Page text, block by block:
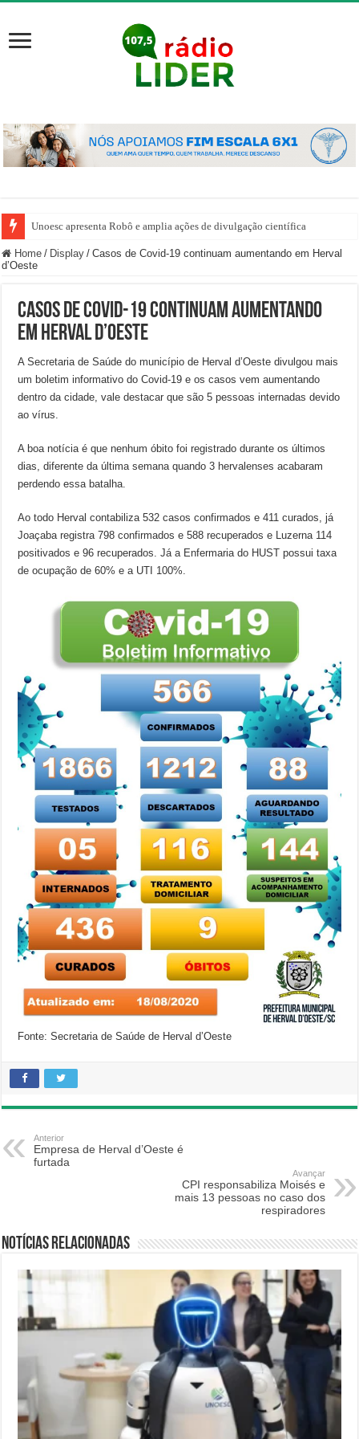
Unoesc apresenta Robô e amplia ações de divulgação científica
Home / Display / Casos de Covid-19 continuam aumentando em Herval
d’Oeste
Casos de Covid-19 continuam aumentando
em Herval d’Oeste
A Secretaria de Saúde do município de Herval d’Oeste divulgou mais
um boletim informativo do Covid-19 e os casos vem aumentando
dentro da cidade, vale destacar que são 5 pessoas internadas devido
ao vírus.
A boa notícia é que nenhum óbito foi registrado durante os últimos
dias, diferente da última semana quando 3 hervalenses acabaram
perdendo essa batalha.
Ao todo Herval contabiliza 532 casos confirmados e 411 curados, já
Joaçaba registra 798 confirmados e 588 recuperados e Luzerna 114
positivados e 96 recuperados. Já a Enfermaria do HUST possui taxa
de ocupação de 60% e a UTI 100%.
Fonte: Secretaria de Saúde de Herval d’Oeste
Anterior
Empresa de Herval d’Oeste é
furtada
Avançar
CPI responsabiliza Moisés e
mais 13 pessoas no caso dos
respiradores
Notícias relacionadas